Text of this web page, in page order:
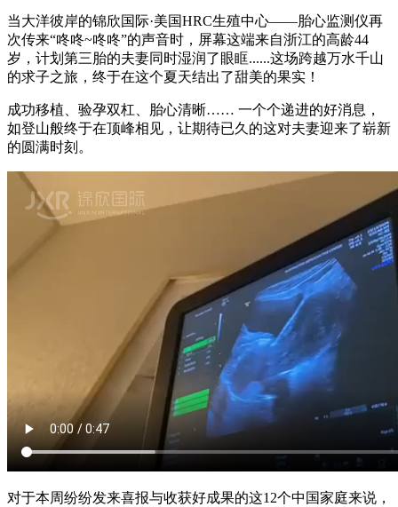
当大洋彼岸的锦欣国际·美国HRC生殖中心——胎心监测仪再
次传来“咚咚~咚咚”的声音时，屏幕这端来自浙江的高龄44
岁，计划第三胎的夫妻同时湿润了眼眶......这场跨越万水千山
的求子之旅，终于在这个夏天结出了甜美的果实！
成功移植、验孕双杠、胎心清晰…… 一个个递进的好消息，
如登山般终于在顶峰相见，让期待已久的这对夫妻迎来了崭新
的圆满时刻。
对于本周纷纷发来喜报与收获好成果的这12个中国家庭来说，